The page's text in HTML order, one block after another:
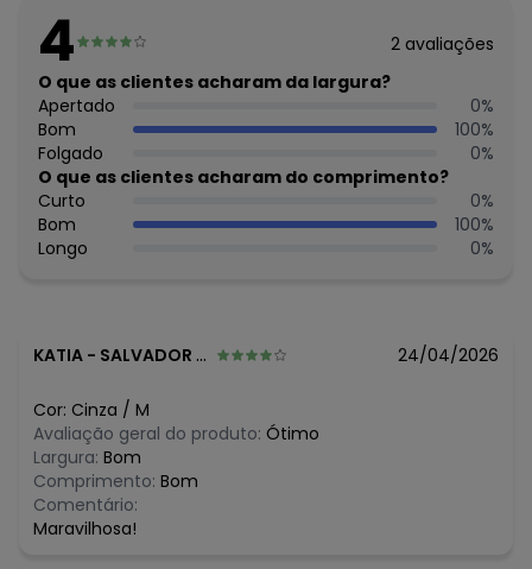
Cintura: Baixa
Fornecedor: YENDS INDUSTRIA, COMERCIO E REPRESENTACA /
CNPJ 85.398.659/0001-09
Feito: Brasil
Cuidados para conservação do produto: Lavar à mão ou
na máquina em ciclo delicado, com água fria e sabão
neutro. Não usar alvejante. Secar à sombra.
Tecido: Neoprene/Prada/Risca de G
Composição: 93% Poliester / 7% Elastano
Histórico de preços
agosto/2026
N/D*
junho/2026
maio/2026
abril/2026
março/2026
fevereiro/2026
4 2 avaliações
O que as clientes acharam da largura?
Apertado
0%
Bom
100%
Folgado
0%
O que as clientes acharam do comprimento?
Curto
0%
Bom
100%
Longo
0%
KATIA - SALVADOR - BA 24/04/2026
Cor: Cinza / M
Avaliação geral do produto: Ótimo
Largura: Bom
Comprimento: Bom
Comentário:
Maravilhosa!